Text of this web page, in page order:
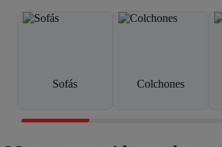
Sofás Colchones